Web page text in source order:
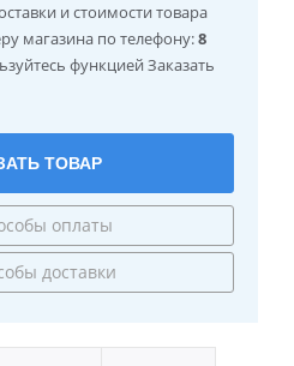
и стоимости товара
магазина по телефону:8
функцией Заказать
ТОВАР
оплаты
доставки